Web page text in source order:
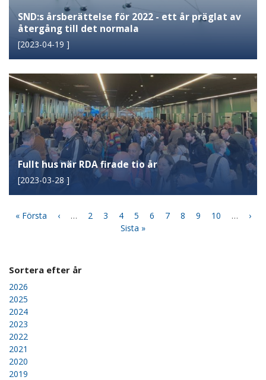
SND:s årsberättelse för 2022 - ett år präglat av
återgång till det normala
[2023-04-19 ]
Fullt hus när RDA firade tio år
[2023-03-28 ]
Paginering
First
« Första
Föregående
‹ … Page
2 Page
3 Page
4 Page
5
Nuvarande
6 Page
7 Page
8 Page
9 Page
10 …
›
Sista
Sista »
Sortera efter år
2026
2025
2024
2023
2022
2021
2020
2019